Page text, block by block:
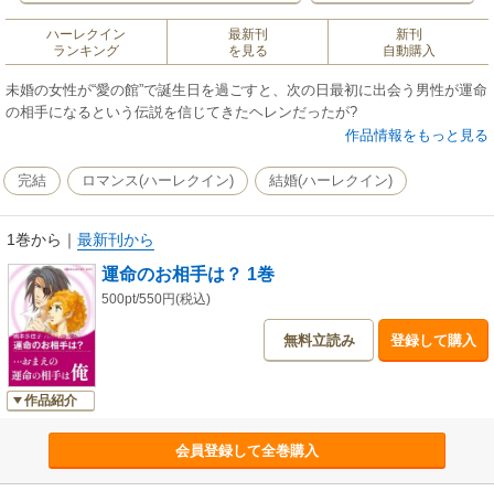
ハーレクイン
ランキング
最新刊
を見る
新刊
自動購入
未婚の女性が“愛の館”で誕生日を過ごすと、次の日最初に出会う男性が運命
の相手になるという伝説を信じてきたヘレンだったが?
作品情報をもっと見る
完結 ロマンス(ハーレクイン) 結婚(ハーレクイン)
1巻から ｜ 最新刊から
作品紹介
運命のお相手は？ 1巻
500pt/550円(税込)
無料立読み 登録して購入
会員登録して全巻購入